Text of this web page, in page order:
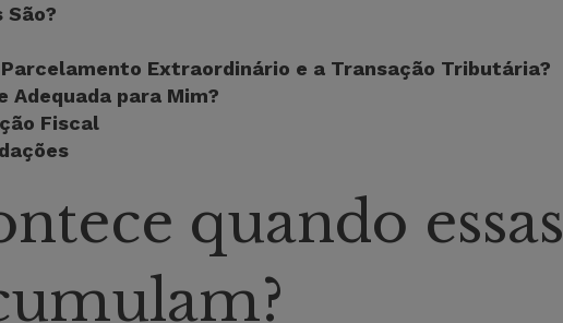
São?
Extraordinário e a Transação Tributária?
Adequada para Mim?
Fiscal
quando essas